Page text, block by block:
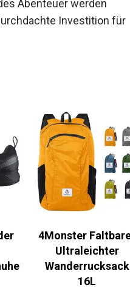
das durchdachte
Abenteuer werden
4Monster Faltbarer
Ultraleichter